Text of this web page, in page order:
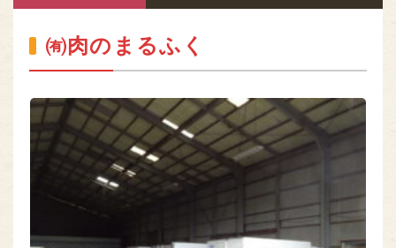
㈲肉のまるふく
NEWS
熊本のお肉
MEAT OF KUMAMOTO
ONLY
nikuren@ninus.ocn.ne.jp
096-372-4994
受付
平日(土日祝休み)
9:00〜17:00